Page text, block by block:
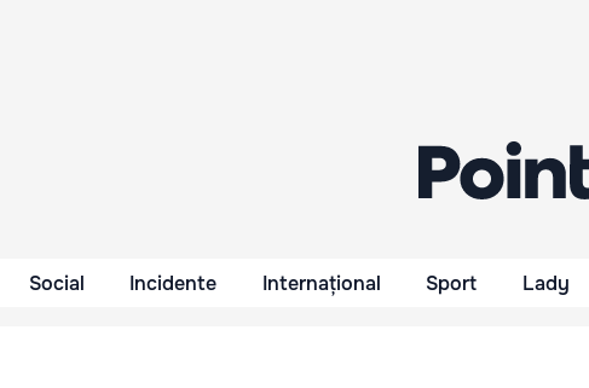
Social Incidente Internațional Sport Lady